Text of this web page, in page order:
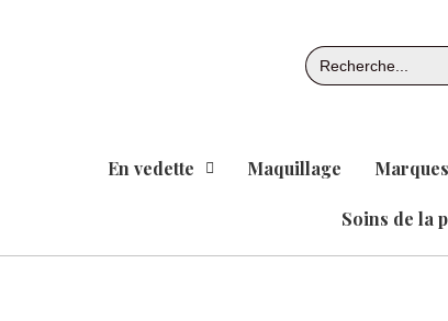
Search
for:
En vedette Maquillage Marques
Soins de la